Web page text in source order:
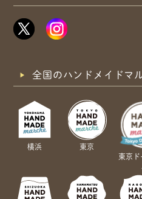
全国のハンドメイドマ
横浜
東京
東京ド